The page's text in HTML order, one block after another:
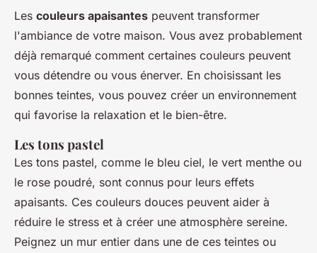
Les couleurs apaisantes peuvent transformer
l'ambiance de votre maison. Vous avez probablement
déjà remarqué comment certaines couleurs peuvent
vous détendre ou vous énerver. En choisissant les
bonnes teintes, vous pouvez créer un environnement
qui favorise la relaxation et le bien-être.
Les tons pastel
Les tons pastel, comme le bleu ciel, le vert menthe ou
le rose poudré, sont connus pour leurs effets
apaisants. Ces couleurs douces peuvent aider à
réduire le stress et à créer une atmosphère sereine.
Peignez un mur entier dans une de ces teintes ou